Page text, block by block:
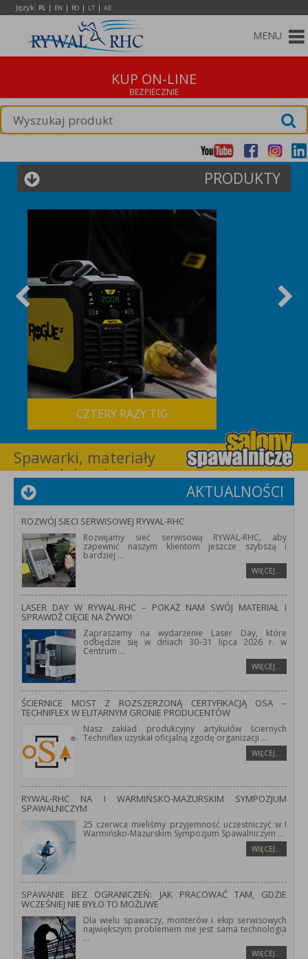
Język: PL | EN | RO | LT | AE
MENU
KUP ON-LINE
PRODUKTY
CZTERY RAZY TIG
Spawarki, materiały
spawalnicze i
wyposażenie dla
spawalnictwa –
RYWAL-RHC
AKTUALNOŚCI
ROZWÓJ SIECI SERWISOWEJ RYWAL-RHC
Rozwijamy sieć serwisową RYWAL-RHC, aby
zapewnić naszym klientom jeszcze szybszą i
bardziej ...
WIĘCEJ…
LASER DAY W RYWAL-RHC – POKAŻ NAM SWÓJ MATERIAŁ I
SPRAWDŹ CIĘCIE NA ŻYWO!
Zapraszamy na wydarzenie Laser Day, które
odbędzie się w dniach 30–31 lipca 2026 r. w
Centrum ...
WIĘCEJ…
ŚCIERNICE MOST Z ROZSZERZONĄ CERTYFIKACJĄ OSA –
TECHNIFLEX W ELITARNYM GRONIE PRODUCENTÓW
Nasz zakład produkcyjny artykułów ściernych
Techniflex uzyskał oficjalną zgodę organizacji ...
WIĘCEJ…
RYWAL-RHC NA I WARMIŃSKO-MAZURSKIM SYMPOZJUM
SPAWALNICZYM
25 czerwca mieliśmy przyjemność uczestniczyć w I
Warmińsko-Mazurskim Sympozjum Spawalniczym ...
WIĘCEJ…
SPAWANIE BEZ OGRANICZEŃ: JAK PRACOWAĆ TAM, GDZIE
WCZEŚNIEJ NIE BYŁO TO MOŻLIWE
Dla wielu spawaczy, monterów i ekip serwisowych
największym problemem nie jest sama technologia
...
WIĘCEJ…